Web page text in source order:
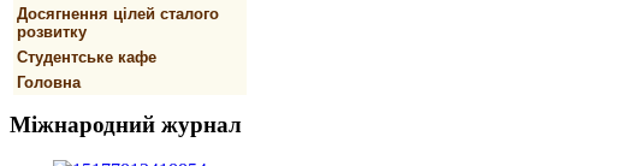
Досягнення цілей сталого
розвитку
Студентське кафе
Головна
Міжнародний журнал